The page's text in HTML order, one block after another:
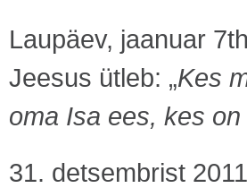
Laupäev, jaanuar
Jeesus ütleb: „Kes
oma Isa ees, kes on
31. detsembrist